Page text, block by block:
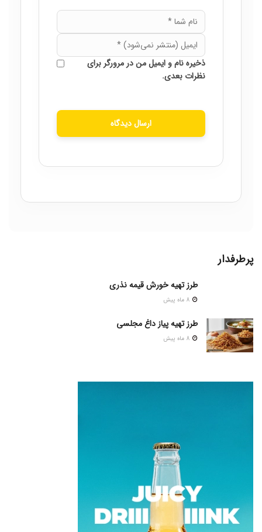
ذخیره نام و ایمیل من در مرورگر برای
نظرات بعدی.
ارسال دیدگاه
پرطرفدار
طرز تهیه خورش قیمه نذری
طرز تهیه پیاز داغ مجلسی